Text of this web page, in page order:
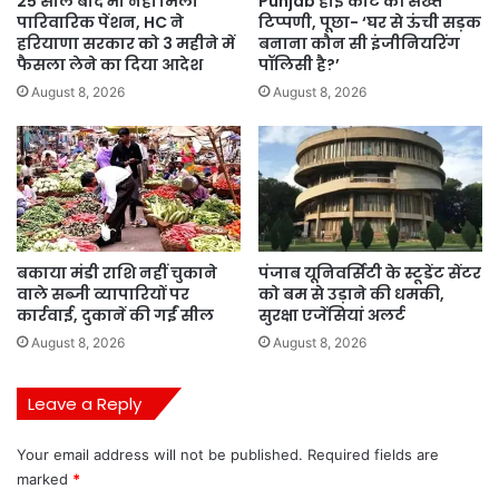
पारिवारिक पेंशन, HC ने
हरियाणा सरकार को 3 महीने में
फैसला लेने का दिया आदेश
August 8, 2026
टिप्पणी, पूछा- ‘घर से ऊंची सड़क
बनाना कौन सी इंजीनियरिंग
पॉलिसी है?’
August 8, 2026
बकाया मंडी राशि नहीं चुकाने
वाले सब्जी व्यापारियों पर
कार्रवाई, दुकानें की गईं सील
August 8, 2026
पंजाब यूनिवर्सिटी के स्टूडेंट सेंटर
को बम से उड़ाने की धमकी,
सुरक्षा एजेंसियां अलर्ट
August 8, 2026
Leave a Reply
Your email address will not be published. Required fields are
marked *